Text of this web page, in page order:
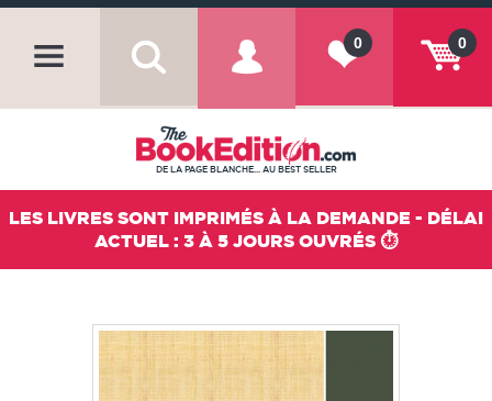
0
0
DE LA PAGE BLANCHE... AU BEST SELLER
LES LIVRES SONT IMPRIMÉS À LA DEMANDE - DÉLAI
ACTUEL : 3 À 5 JOURS OUVRÉS ⏱️